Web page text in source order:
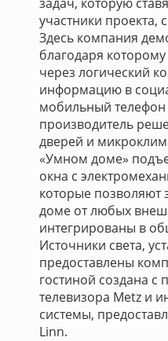
участники проекта,
Здесь компания
благодаря
через логический
информацию в
мобильный
производитель
дверей и
«Умном доме»
окна с
которые
доме от любых
интегрированы в
Источники света,
предоставлены
гостиной создана
телевизора Metz и
системы,
Linn.